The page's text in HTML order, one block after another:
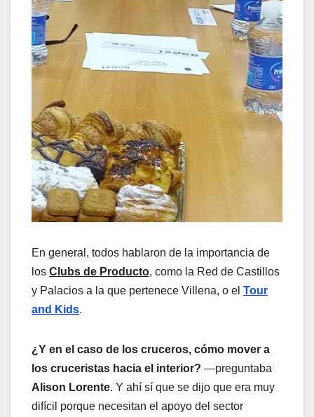
En general, todos hablaron de la importancia de
los Clubs de Producto, como la Red de Castillos
y Palacios a la que pertenece Villena, o el Tour
and Kids.
¿Y en el caso de los cruceros, cómo mover a
los cruceristas hacia el interior? —preguntaba
Alison Lorente. Y ahí sí que se dijo que era muy
difícil porque necesitan el apoyo del sector